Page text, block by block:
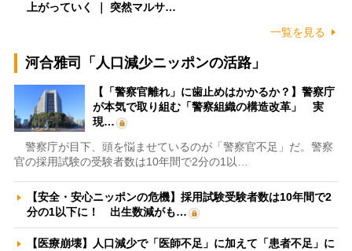
上がっていく ｜ 突然マルサ…
一覧を見る
河合雅司「人口減少ニッポンの活路」
【「警察官離れ」に歯止めはかかるか？】警察庁
が本気で取り組む「警察組織の構造改革」 実
現…
警察庁が目下、頭を悩ませているのが「警察官不足」だ。警察
官の採用試験の受験者数は10年間で2分の1以…
【安全・安心ニッポンの危機】採用試験受験者数は10年間で2
分の1以下に！ 出生数減がも…
【医療崩壊】人口減少で「医師不足」に加えて「患者不足」に